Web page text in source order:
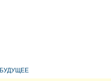
БУДУЩЕЕ